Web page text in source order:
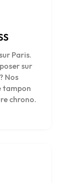
Paris.
sur
Nos
tampon
chrono.